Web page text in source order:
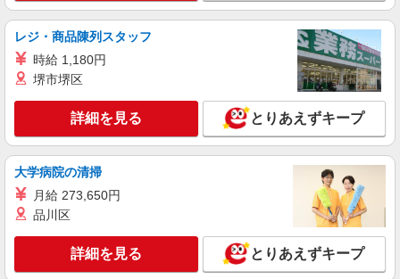
時給1600円〜2250円 ＜日払い有/週払い有/交
通費全支給(ガソリン代含む)＞
秦野市【最寄り駅：渋沢駅すぐ】
詳細を見る
株式会社kotrio /●YK-H-1322591
【急募2名】埋まり次第終了！渋沢駅そばで食
事の準備/清掃など
時給1600円〜2250円 ◆日払い/週払いOK/交
秦野市｜車通勤OK★
レジ・商品陳列スタッフ
時給 1,180円
堺市堺区
詳細を見る とりあえずキープ
大学病院の清掃
月給 273,650円
品川区
詳細を見る とりあえずキープ